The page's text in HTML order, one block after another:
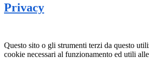
Privacy
Questo sito o gli strumenti terzi da questo
cookie necessari al funzionamento ed utili